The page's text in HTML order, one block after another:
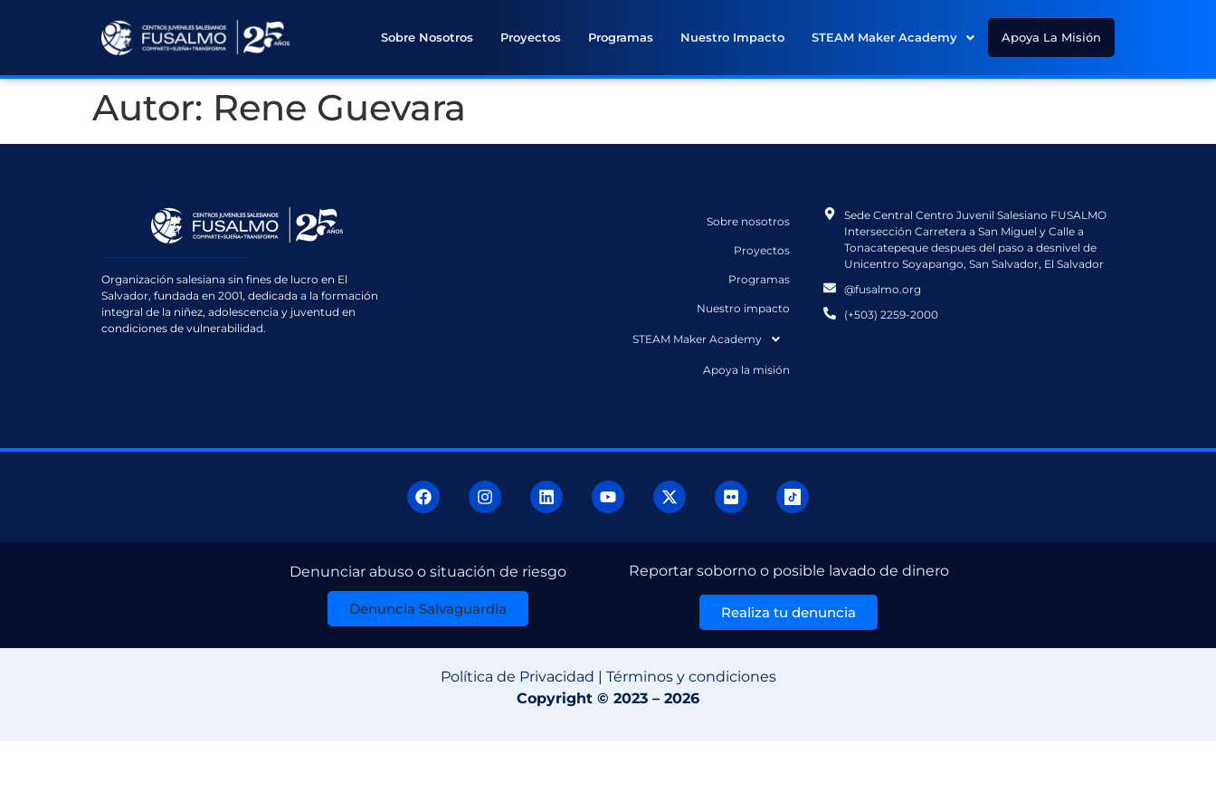
Sobre Nosotros Proyectos Programas Nuestro Impacto STEAM Maker Academy Apoya La Misión
Autor: Rene Guevara
Organización salesiana sin fines de lucro en El
Salvador, fundada en 2001, dedicada a la formación
integral de la niñez, adolescencia y juventud en
condiciones de vulnerabilidad.
Sobre nosotros
Proyectos
Programas
Nuestro impacto
STEAM Maker Academy
Apoya la misión
Sede Central Centro Juvenil Salesiano FUSALMO
Intersección Carretera a San Miguel y Calle a
Tonacatepeque despues del paso a desnivel de
Unicentro Soyapango, San Salvador, El Salvador
@fusalmo.org
(+503) 2259-2000
Denunciar abuso o situación de riesgo
Denuncia Salvaguardia
Reportar soborno o posible lavado de dinero
Realiza tu denuncia
Política de Privacidad | Términos y condiciones
Copyright © 2023 – 2026